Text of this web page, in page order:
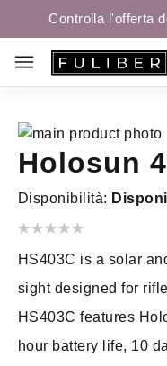
Controlla l'offerta
Vai
alla
fine
della
galleria
immagini
Vai
all'inizio
della
galleria
immagini
Holosun
Disponibilità:
Valutazione:
HS403C is a solar
sight designed for
HS403C features
hour battery life, 10